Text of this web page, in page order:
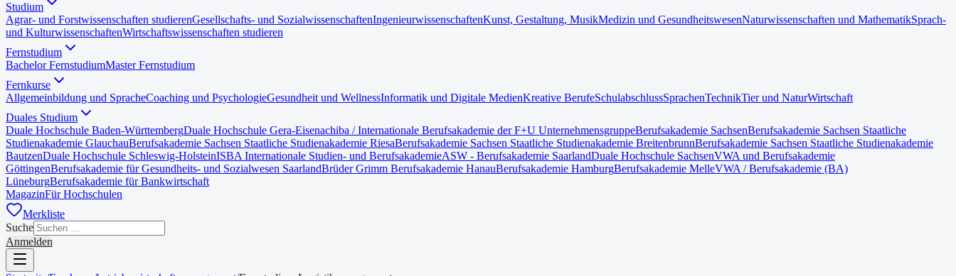
Studium
Agrar- und Forstwissenschaften studierenGesellschafts- und SozialwissenschaftenIngenieurwissenschaftenKunst, Gestaltung, MusikMedizin und GesundheitswesenNaturwissenschaften und MathematikSprach-
und KulturwissenschaftenWirtschaftswissenschaften studieren
Fernstudium
Bachelor FernstudiumMaster Fernstudium
Fernkurse
Allgemeinbildung und SpracheCoaching und PsychologieGesundheit und WellnessInformatik und Digitale MedienKreative BerufeSchulabschlussSprachenTechnikTier und NaturWirtschaft
Duales Studium
Duale Hochschule Baden-WürttembergDuale Hochschule Gera-Eisenachiba / Internationale Berufsakademie der F+U UnternehmensgruppeBerufsakademie SachsenBerufsakademie Sachsen Staatliche
Studienakademie GlauchauBerufsakademie Sachsen Staatliche Studienakademie RiesaBerufsakademie Sachsen Staatliche Studienakademie BreitenbrunnBerufsakademie Sachsen Staatliche Studienakademie
BautzenDuale Hochschule Schleswig-HolsteinISBA Internationale Studien- und BerufsakademieASW - Berufsakademie SaarlandDuale Hochschule SachsenVWA und Berufsakademie
GöttingenBerufsakademie für Gesundheits- und Sozialwesen SaarlandBrüder Grimm Berufsakademie HanauBerufsakademie HamburgBerufsakademie MelleVWA / Berufsakademie (BA)
LüneburgBerufsakademie für Bankwirtschaft
MagazinFür Hochschulen
Merkliste
Suche
Anmelden